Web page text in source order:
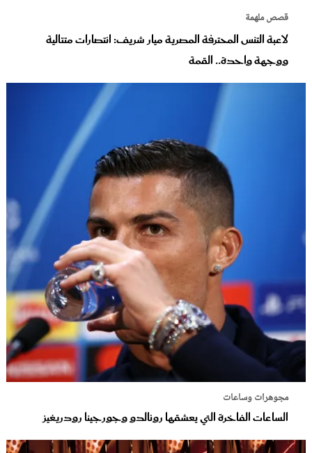
قصص ملهمة
لاعبة التنس المحترفة المصرية ميار شريف: انتصارات متتالية
ووجهة واحدة.. القمة
مجوهرات وساعات
الساعات الفاخرة التي يعشقها رونالدو وجورجينا رودريغيز
مجلة سيدتي